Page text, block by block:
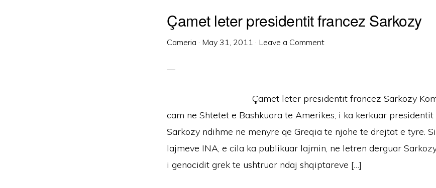
Çamet leter presidentit francez Sarkozy
Cameria · May 31, 2011 · Leave a Comment
Çamet leter presidentit francez Sarkozy
cam ne Shtetet e Bashkuara te Amerikes, i ka kerkuar
Sarkozy ndihme ne menyre qe Greqia te njohe te drejtat e tyre.
lajmeve INA, e cila ka publikuar lajmin, ne letren derguar
i genocidit grek te ushtruar ndaj shqiptareve […]